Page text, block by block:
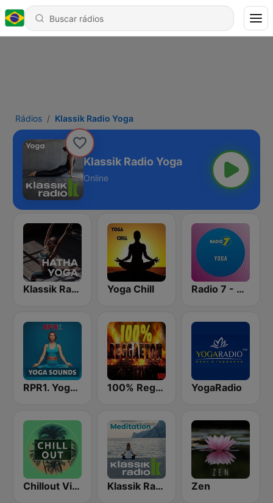
Rádios Klassik Radio Yoga
Klassik Radio Yoga
Online
Klassik Radio Hatha Yoga Yoga Chill Radio 7 - Yoga
RPR1. Yoga Sounds 100% Reggaeton Radio YogaRadio
Chillout Vibes Klassik Radio Meditation Zen